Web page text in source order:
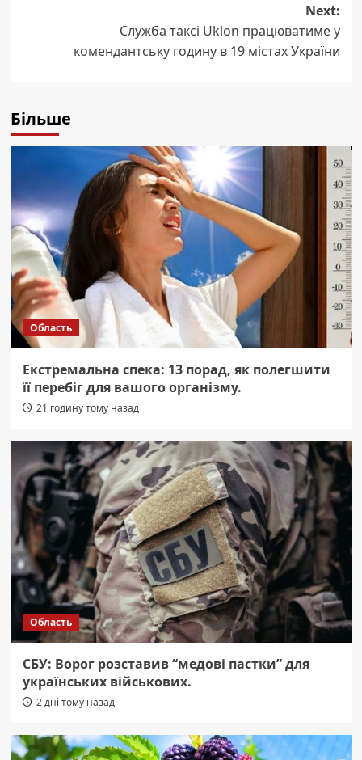
Next:
Служба таксі Uklon працюватиме у
комендантську годину в 19 містах України
Більше
Область
Екстремальна спека: 13 порад, як полегшити
її перебіг для вашого організму.
21 годину тому назад
Область
СБУ: Ворог розставив “медові пастки” для
українських військових.
2 дні тому назад